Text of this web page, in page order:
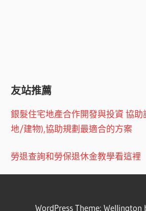
友站推薦
銀髮住宅地產合作開發與投資 協助
地/建物),協助規劃最適合的方案
勞退查詢和勞保退休金教學看這裡
WordPress Theme: Wellington